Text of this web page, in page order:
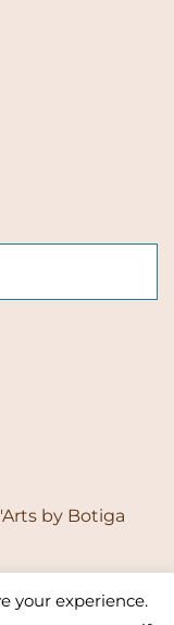
by Botiga
your experience.